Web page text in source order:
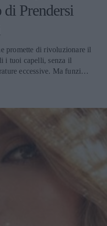
Prendersi
promette di rivoluzionare il
i tuoi capelli, senza il
eccessive. Ma funziona